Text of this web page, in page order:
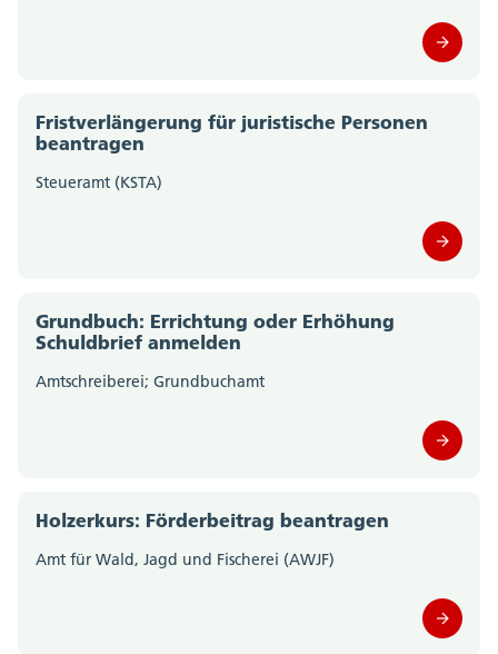
Fristverlängerung für juristische Personen
beantragen
Steueramt (KSTA)
Grundbuch: Errichtung oder Erhöhung
Schuldbrief anmelden
Amtschreiberei; Grundbuchamt
Holzerkurs: Förderbeitrag beantragen
Amt für Wald, Jagd und Fischerei (AWJF)